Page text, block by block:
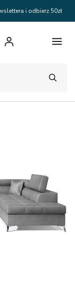
i odbierz 50zł